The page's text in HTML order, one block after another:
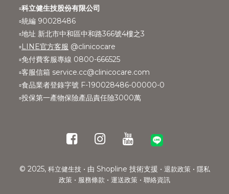
▫️科立健生技股份有限公司
▫️統編 90028486
▫️地址 新北市中和區中和路366號4樓之3
▫️LINE官方客服 @clinicocare
▫️免付費客服專線 0800-666525
▫️客服信箱 service.cc@clinicocare.com
▫️食品業者登錄字號 F-190028486-00000-0
▫️投保第一產物保險產品責任險3000萬
© 2025, 科立健生技• 由 Shopline 技術支援 • 退款政策• 隱私
政策 • 服務條款 • 運送政策 • 聯絡資訊